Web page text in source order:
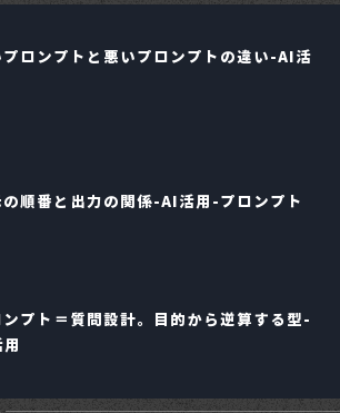
プロンプトと悪いプロンプトの違い-AI活
の順番と出力の関係-AI活用-プロンプト
ンプト＝質問設計。目的から逆算する型-